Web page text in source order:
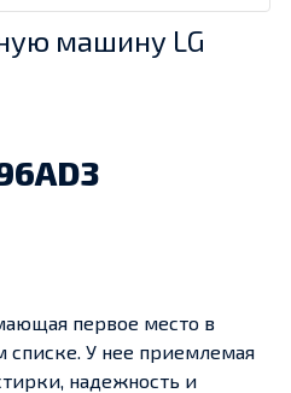
машину LG
первое место в
списке. У нее приемлемая
надежность и